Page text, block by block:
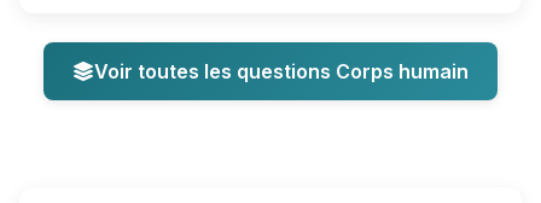
Voir toutes les questions Corps humain